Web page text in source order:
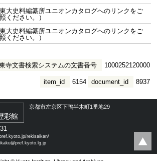
東大史料編纂所ユニオンカタログへのリンクをご
ください。）
東大史料編纂所ユニオンカタログへのリンクをご
ください。）
寺文書検索システムの文書番号 1000252120000
document_id 8937
item_id 6154
彩館
京都市左京区下鴨半木町1番地29
rekisaikan/